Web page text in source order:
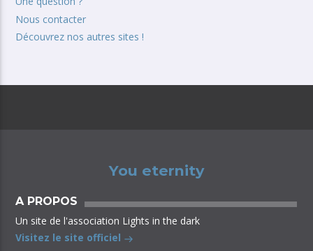
Nous contacter
Découvrez nos autres sites !
You eternity
A PROPOS
Un site de l'association Lights in the dark
Visitez le site officiel